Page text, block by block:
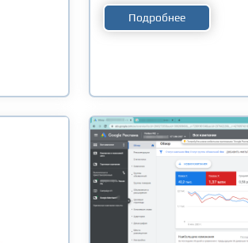
Подробнее